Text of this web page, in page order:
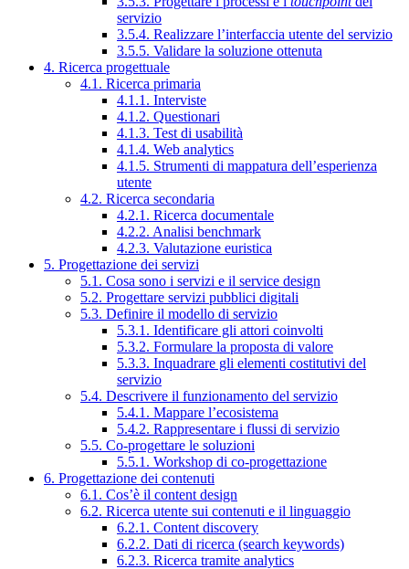
servizio
3.5.4. Realizzare l’interfaccia utente del servizio
3.5.5. Validare la soluzione ottenuta
4. Ricerca progettuale
4.1. Ricerca primaria
4.1.1. Interviste
4.1.2. Questionari
4.1.3. Test di usabilità
4.1.4. Web analytics
4.1.5. Strumenti di mappatura dell’esperienza
utente
4.2. Ricerca secondaria
4.2.1. Ricerca documentale
4.2.2. Analisi benchmark
4.2.3. Valutazione euristica
5. Progettazione dei servizi
5.1. Cosa sono i servizi e il service design
5.2. Progettare servizi pubblici digitali
5.3. Definire il modello di servizio
5.3.1. Identificare gli attori coinvolti
5.3.2. Formulare la proposta di valore
5.3.3. Inquadrare gli elementi costitutivi del
servizio
5.4. Descrivere il funzionamento del servizio
5.4.1. Mappare l’ecosistema
5.4.2. Rappresentare i flussi di servizio
5.5. Co-progettare le soluzioni
5.5.1. Workshop di co-progettazione
6. Progettazione dei contenuti
6.1. Cos’è il content design
6.2. Ricerca utente sui contenuti e il linguaggio
6.2.1. Content discovery
6.2.2. Dati di ricerca (search keywords)
6.2.3. Ricerca tramite analytics